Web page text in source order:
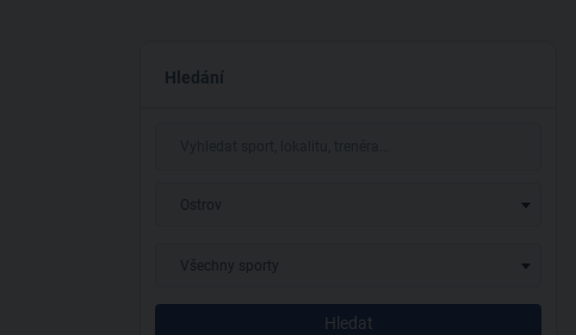
Hledání
Ostrov
Všechny sporty
Hledat